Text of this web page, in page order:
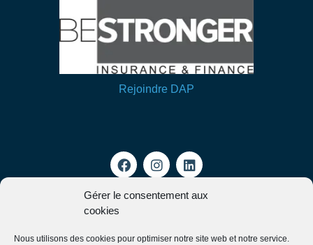
Gérer le consentement aux
cookies
Nous utilisons des cookies pour optimiser notre site web et notre service.
Rejoindre DAP